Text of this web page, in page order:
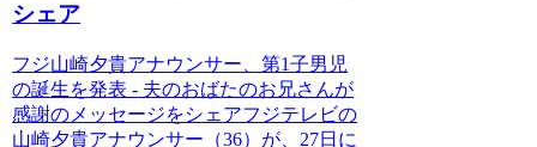
シェア
フジ山崎夕貴アナウンサー、第1子男児
の誕生を発表 - 夫のおばたのお兄さんが
感謝のメッセージをシェアフジテレビの
山崎夕貴アナウンサー（36）が、27日に